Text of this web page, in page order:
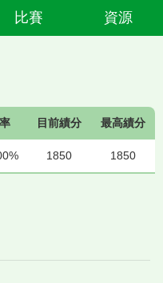
比賽 資源
目前績分 最高績分
1850 1850